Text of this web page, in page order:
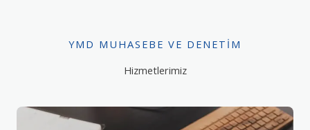
YMD MUHASEBE VE DENETIM
Hizmetlerimiz